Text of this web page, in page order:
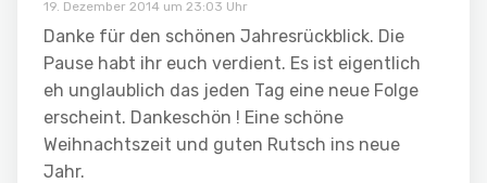
19. Dezember 2014 um 23:03 Uhr
Danke für den schönen Jahresrückblick. Die
Pause habt ihr euch verdient. Es ist eigentlich
eh unglaublich das jeden Tag eine neue Folge
erscheint. Dankeschön ! Eine schöne
Weihnachtszeit und guten Rutsch ins neue
Jahr.